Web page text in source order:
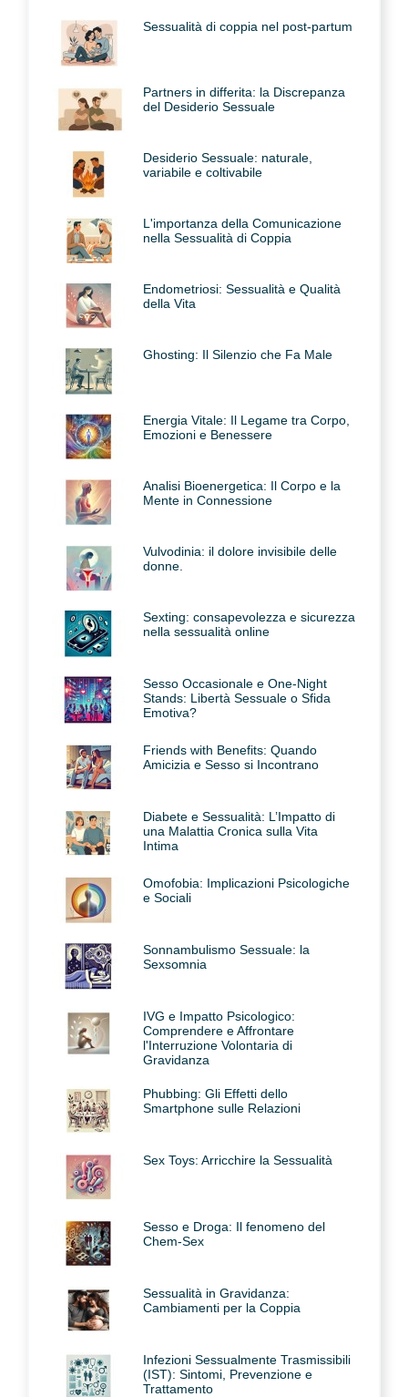
Sessualità di coppia nel post-partum
Partners in differita: la Discrepanza
del Desiderio Sessuale
Desiderio Sessuale: naturale,
variabile e coltivabile
L'importanza della Comunicazione
nella Sessualità di Coppia
Endometriosi: Sessualità e Qualità
della Vita
Ghosting: Il Silenzio che Fa Male
Energia Vitale: Il Legame tra Corpo,
Emozioni e Benessere
Analisi Bioenergetica: Il Corpo e la
Mente in Connessione
Vulvodinia: il dolore invisibile delle
donne.
Sexting: consapevolezza e sicurezza
nella sessualità online
Sesso Occasionale e One-Night
Stands: Libertà Sessuale o Sfida
Emotiva?
Friends with Benefits: Quando
Amicizia e Sesso si Incontrano
Diabete e Sessualità: L’Impatto di
una Malattia Cronica sulla Vita
Intima
Omofobia: Implicazioni Psicologiche
e Sociali
Sonnambulismo Sessuale: la
Sexsomnia
IVG e Impatto Psicologico:
Comprendere e Affrontare
l'Interruzione Volontaria di
Gravidanza
Phubbing: Gli Effetti dello
Smartphone sulle Relazioni
Sex Toys: Arricchire la Sessualità
Sesso e Droga: Il fenomeno del
Chem-Sex
Sessualità in Gravidanza:
Cambiamenti per la Coppia
Infezioni Sessualmente Trasmissibili
(IST): Sintomi, Prevenzione e
Trattamento